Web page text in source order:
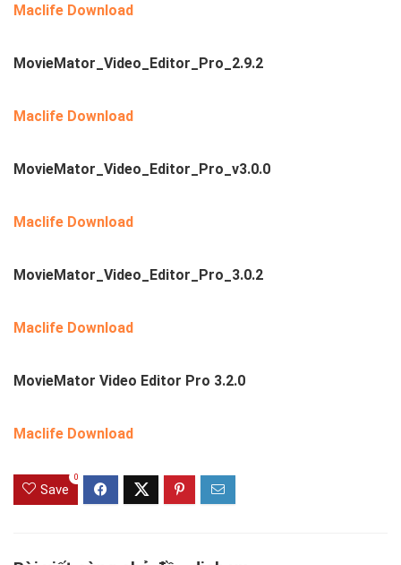
Maclife Download
MovieMator_Video_Editor_Pro_2.9.2
Maclife Download
MovieMator_Video_Editor_Pro_v3.0.0
Maclife Download
MovieMator_Video_Editor_Pro_3.0.2
Maclife Download
MovieMator Video Editor Pro 3.2.0
Maclife Download
Save
0